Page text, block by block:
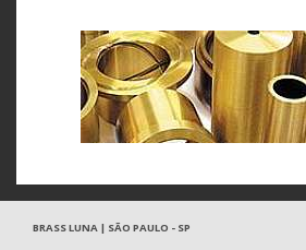
BRASS LUNA | SÃO PAULO - SP